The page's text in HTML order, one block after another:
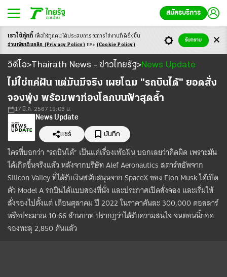
สมัครบริการ
วิดีโอ
วิดีโอ>Thairath News - ข่าวไทยรัฐ>News Update
Loaded
ไม่ใช่แค่ฝัน แต่มันมีจริง เผยโฉม "รถบินได้" ยอดสั่ง
จองพุ่ง พร้อมพาท่องโลกบนฟ้าสุดล้ำ
17 มี.ค. 2567 19:03 น.
News Update
แชร์ บันทึก
ใครที่บอกว่า “รถบินได้” เป็นแค่เรื่องเพ้อฝัน บอกเลยว่าคิดผิด เพราะมัน
ได้เกิดขึ้นจริงแล้ว หลังจากบริษัท Alef Aeronautics สตาร์ทอัพจาก
Silicon Valley ที่ได้รับเงินสนับสนุนจาก SpaceX ของ Elon Musk ได้เปิด
ตัว Model A รถบินได้แบบสองที่นั่ง และประกาศเปิดสั่งจอง และเริ่มให้
สั่งจองไปตั้งแต่ เดือนตุลาคม ปี 2022 ในราคาคันละ 300,000 ดอลลาร์
หรือประมาณ 10.66 ล้านบาท ปรากฏว่าได้รับความสนใจ จนตอนนี้ยอด
จองทะลุ 2,850 คันแล้ว
เราใช้คุ้กกี้ เพื่อให้ทุกคนได้ประสบการณ์การใช้งานที่ดียิ่งขึ้น
อ่านเพิ่มเติมคลิก (Privacy Policy) และ (Cookie Policy)
รับทราบ